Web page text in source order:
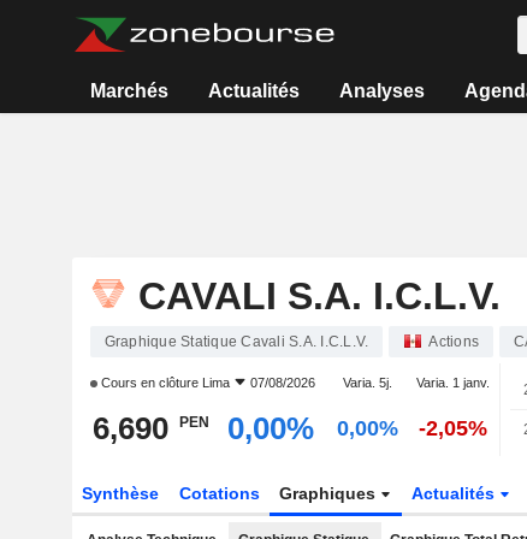
Marchés Actualités Analyses
CAVALI S.A. I.C.L.V.
Graphique Statique Cavali S.A. I.C.L.V. Actions
Cours en clôture Lima 07/08/2026 Varia. 5j. Varia. 1 janv.
6,690 PEN 0,00% 0,00% -2,05%
Synthèse Cotations Graphiques Actualités